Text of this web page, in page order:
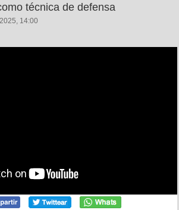
técnica de defensa
14:00